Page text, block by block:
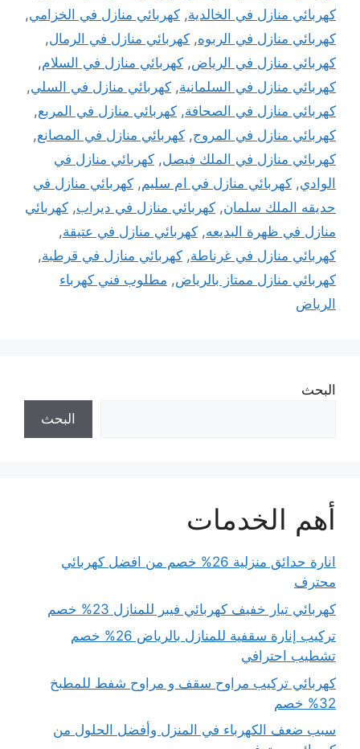
كهربائي منازل في الخالدية, كهربائي منازل في الخزامي,
كهربائي منازل في الربوه, كهربائي منازل في الرمال,
كهربائي منازل في الرياض, كهربائي منازل في السلام,
كهربائي منازل في السلمانية, كهربائي منازل في السلي,
كهربائي منازل في الصحافة, كهربائي منازل في المربع,
كهربائي منازل في المروج, كهربائي منازل في المصانع,
كهربائي منازل في الملك فيصل, كهربائي منازل في
الوادي, كهربائي منازل في ام سليم, كهربائي منازل في
حديقه الملك سلمان, كهربائي منازل في ديراب, كهربائي
منازل في ظهرة البديعه, كهربائي منازل في عتيقة,
كهربائي منازل في غرناطة, كهربائي منازل في قرطبة,
كهربائي منازل ممتاز بالرياض, مطلوب فني كهرباء
الرياض
البحث
البحث
أهم الخدمات
انارة حدائق منزلية 26% خصم من افضل كهربائي
محترف
كهربائي تيار خفيف كهربائي فيبر للمنازل 23% خصم
تركيب إنارة سقفية للمنازل بالرياض 26% خصم
تشطيب احترافي
كهربائي تركيب مراوح سقف و مراوح شفط للمطبخ
32% خصم
سبب ضعف الكهرباء في المنزل وأفضل الحلول من